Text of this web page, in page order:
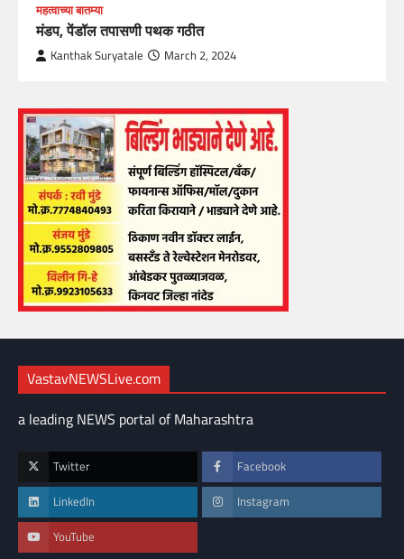
महत्वाच्या बातम्या
मंडप, पेंडॉल तपासणी पथक गठीत
Kanthak Suryatale March 2, 2024
VastavNEWSLive.com
a leading NEWS portal of Maharashtra
Twitter Facebook
LinkedIn Instagram
YouTube